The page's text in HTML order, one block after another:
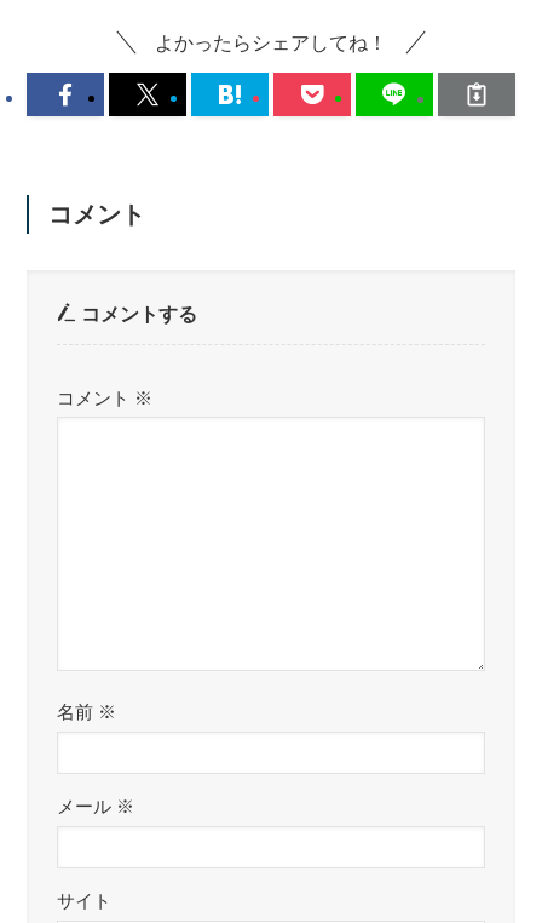
よかったらシェアしてね！
コメント
コメントする
コメント ※
名前 ※
メール ※
サイト